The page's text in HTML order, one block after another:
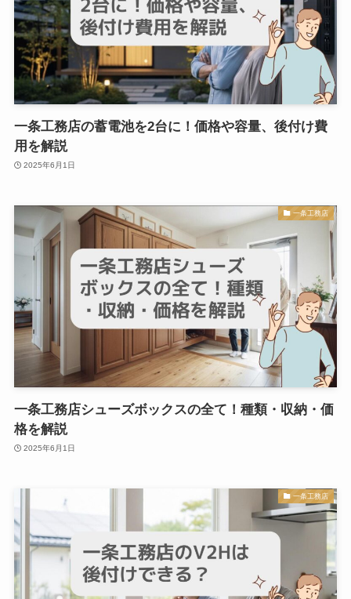
一条工務店の蓄電池を2台に！価格や容量、後付け費
用を解説
2025年6月1日
一条工務店
一条工務店シューズボックスの全て！種類・収納・価
格を解説
2025年6月1日
一条工務店